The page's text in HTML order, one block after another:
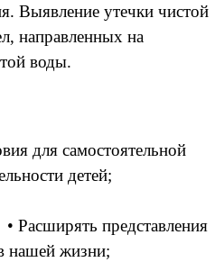
Выявление утечки чистой
направленных на
воды.
для самостоятельной
деятельности детей;
в нашей жизни;